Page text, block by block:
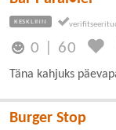
KESKLINN
0 60
Täna kahjuks
Burger Stop